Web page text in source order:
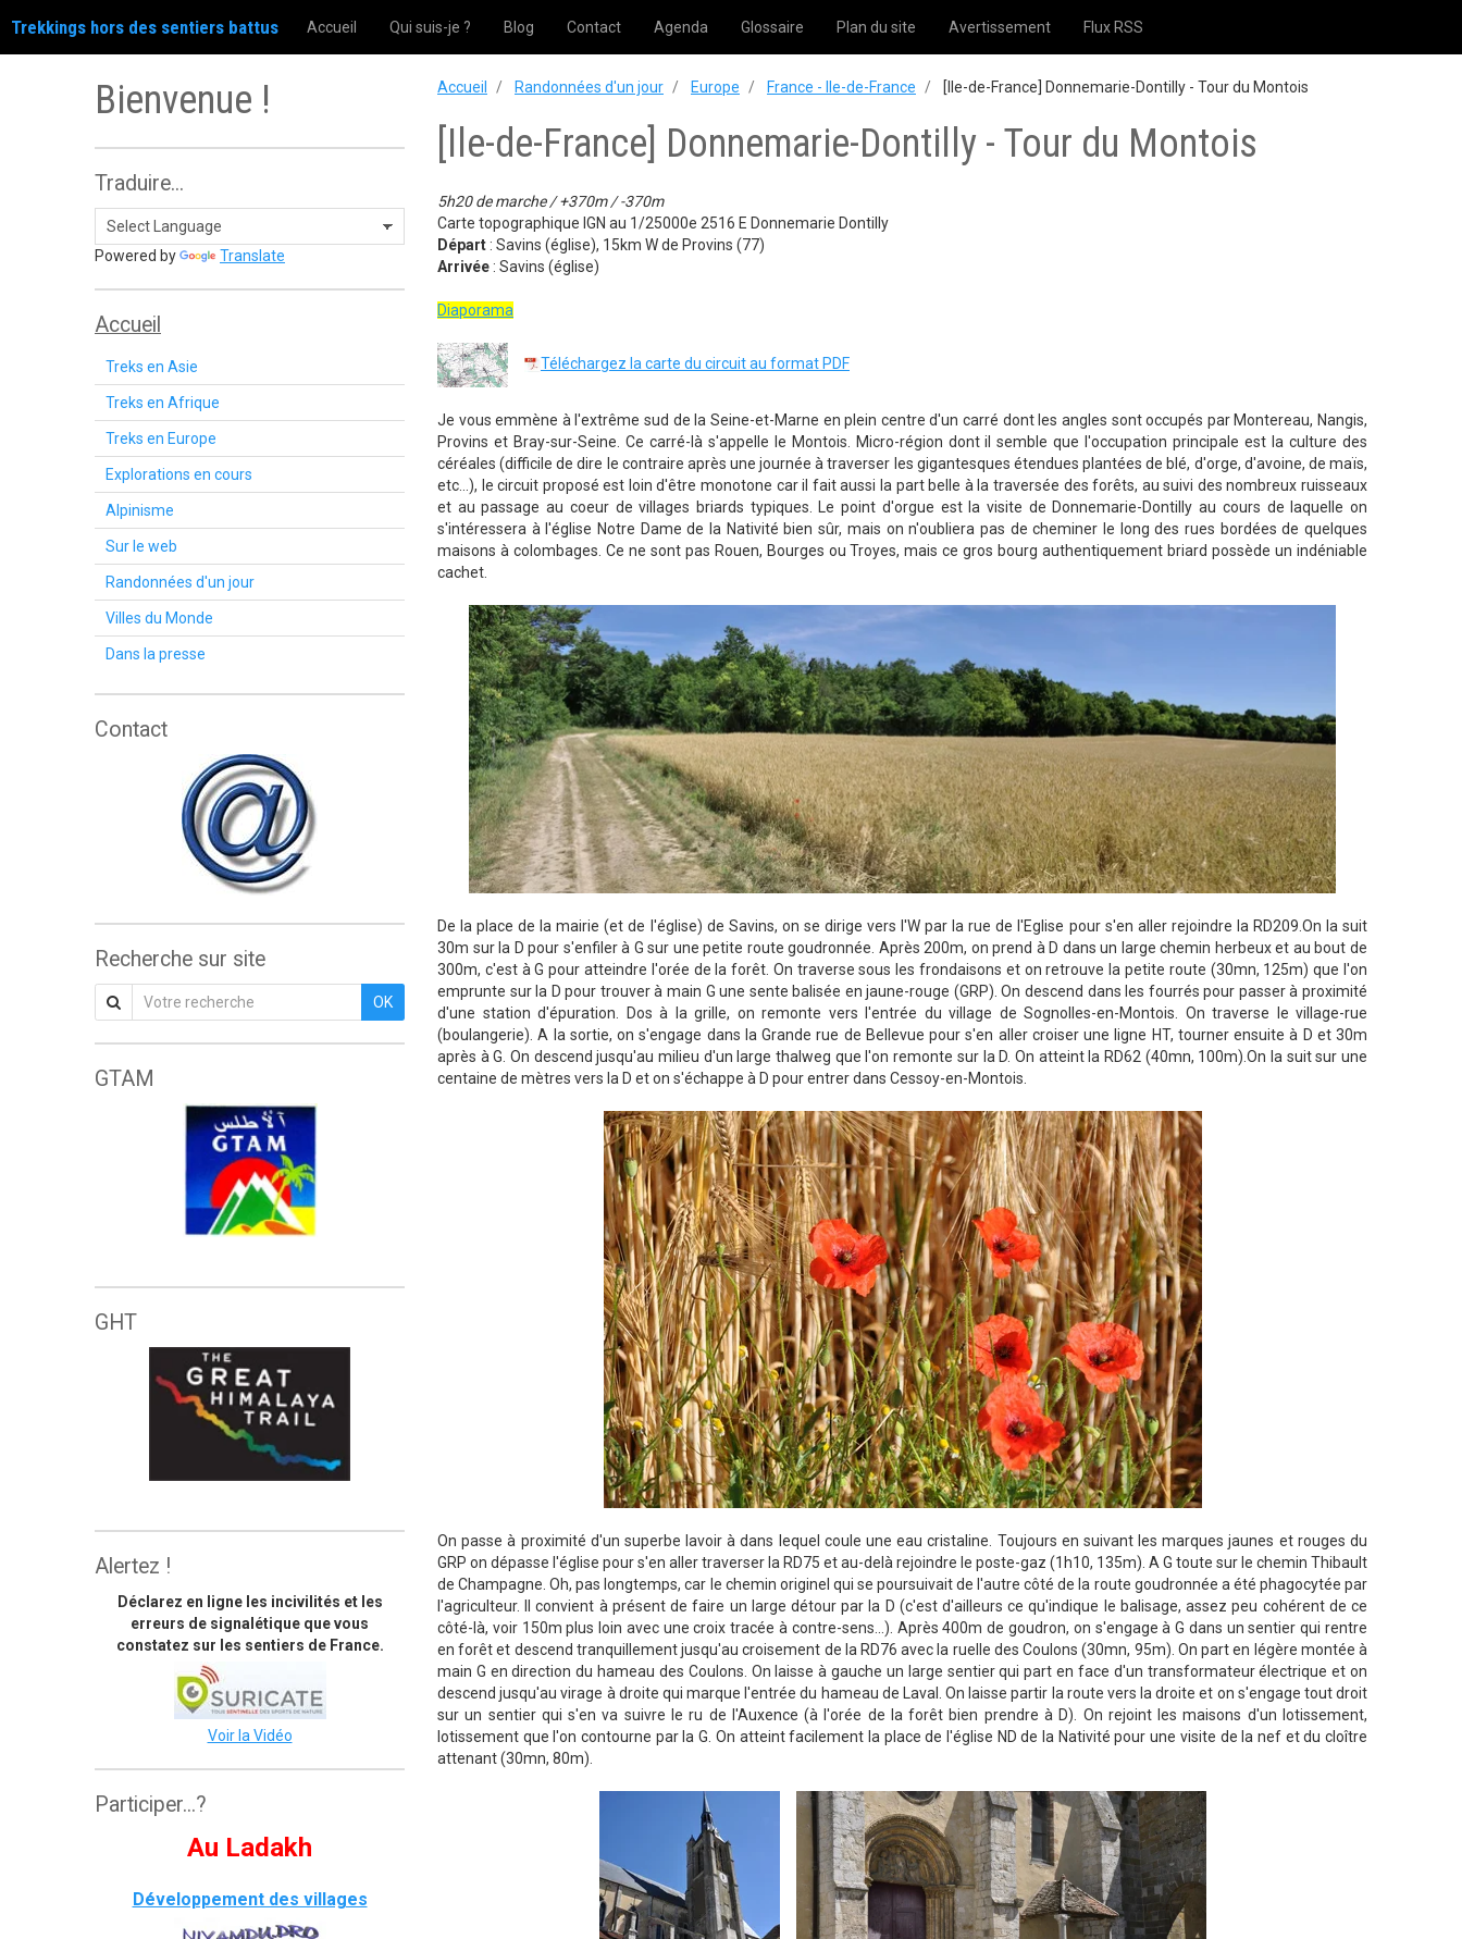
Trekkings hors des sentiers battus Accueil Qui suis-je ? Blog Contact Agenda Glossaire Plan du site Avertissement Flux RSS
Accueil Randonnées d'un jour Europe France - Ile-de-France [Ile-de-France] Donnemarie-Dontilly - Tour du Montois
[Ile-de-France] Donnemarie-Dontilly - Tour du Montois
5h20 de marche / +370m / -370m
Carte topographique IGN au 1/25000e 2516 E Donnemarie Dontilly
Départ : Savins (église), 15km W de Provins (77)
Arrivée : Savins (église)
Diaporama
Téléchargez la carte du circuit au format PDF
Je vous emmène à l'extrême sud de la Seine-et-Marne en plein centre d'un carré dont les angles sont occupés par Montereau, Nangis,
Provins et Bray-sur-Seine. Ce carré-là s'appelle le Montois. Micro-région dont il semble que l'occupation principale est la culture des
céréales (difficile de dire le contraire après une journée à traverser les gigantesques étendues plantées de blé, d'orge, d'avoine, de maïs,
etc...), le circuit proposé est loin d'être monotone car il fait aussi la part belle à la traversée des forêts, au suivi des nombreux ruisseaux
et au passage au coeur de villages briards typiques. Le point d'orgue est la visite de Donnemarie-Dontilly au cours de laquelle on
s'intéressera à l'église Notre Dame de la Nativité bien sûr, mais on n'oubliera pas de cheminer le long des rues bordées de quelques
maisons à colombages. Ce ne sont pas Rouen, Bourges ou Troyes, mais ce gros bourg authentiquement briard possède un indéniable
cachet.
De la place de la mairie (et de l'église) de Savins, on se dirige vers l'W par la rue de l'Eglise pour s'en aller rejoindre la RD209.On la suit
30m sur la D pour s'enfiler à G sur une petite route goudronnée. Après 200m, on prend à D dans un large chemin herbeux et au bout de
300m, c'est à G pour atteindre l'orée de la forêt. On traverse sous les frondaisons et on retrouve la petite route (30mn, 125m) que l'on
emprunte sur la D pour trouver à main G une sente balisée en jaune-rouge (GRP). On descend dans les fourrés pour passer à proximité
d'une station d'épuration. Dos à la grille, on remonte vers l'entrée du village de Sognolles-en-Montois. On traverse le village-rue
(boulangerie). A la sortie, on s'engage dans la Grande rue de Bellevue pour s'en aller croiser une ligne HT, tourner ensuite à D et 30m
après à G. On descend jusqu'au milieu d'un large thalweg que l'on remonte sur la D. On atteint la RD62 (40mn, 100m).On la suit sur une
centaine de mètres vers la D et on s'échappe à D pour entrer dans Cessoy-en-Montois.
On passe à proximité d'un superbe lavoir à dans lequel coule une eau cristaline. Toujours en suivant les marques jaunes et rouges du
GRP on dépasse l'église pour s'en aller traverser la RD75 et au-delà rejoindre le poste-gaz (1h10, 135m). A G toute sur le chemin Thibault
de Champagne. Oh, pas longtemps, car le chemin originel qui se poursuivait de l'autre côté de la route goudronnée a été phagocytée par
l'agriculteur. Il convient à présent de faire un large détour par la D (c'est d'ailleurs ce qu'indique le balisage, assez peu cohérent de ce
côté-là, voir 150m plus loin avec une croix tracée à contre-sens...). Après 400m de goudron, on s'engage à G dans un sentier qui rentre
en forêt et descend tranquillement jusqu'au croisement de la RD76 avec la ruelle des Coulons (30mn, 95m). On part en légère montée à
main G en direction du hameau des Coulons. On laisse à gauche un large sentier qui part en face d'un transformateur électrique et on
descend jusqu'au virage à droite qui marque l'entrée du hameau de Laval. On laisse partir la route vers la droite et on s'engage tout droit
sur un sentier qui s'en va suivre le ru de l'Auxence (à l'orée de la forêt bien prendre à D). On rejoint les maisons d'un lotissement,
lotissement que l'on contourne par la G. On atteint facilement la place de l'église ND de la Nativité pour une visite de la nef et du cloître
attenant (30mn, 80m).
Bienvenue !
Traduire...
Powered by Translate
Accueil
Treks en Asie
Treks en Afrique
Treks en Europe
Explorations en cours
Alpinisme
Sur le web
Randonnées d'un jour
Villes du Monde
Dans la presse
Contact
Recherche sur site
OK
GTAM
GHT
Alertez !
Déclarez en ligne les incivilités et les
erreurs de signalétique que vous
constatez sur les sentiers de France.
Voir la Vidéo
Participer...?
Au Ladakh
Développement des villages